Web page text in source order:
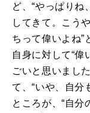
ど、“やっぱりね
してきて。こう
ちって偉いよね”
自身に対して“偉
ごいと思いまし
て、“いや、自分
ところが、“自